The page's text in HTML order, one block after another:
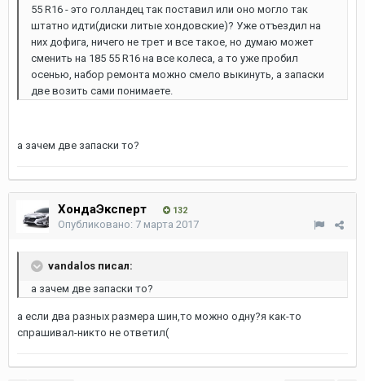
55 R16 - это голландец так поставил или оно могло так
штатно идти(диски литые хондовские)? Уже отъездил на
них дофига, ничего не трет и все такое, но думаю может
сменить на 185 55 R16 на все колеса, а то уже пробил
осенью, набор ремонта можно смело выкинуть, а запаски
две возить сами понимаете.
а зачем две запаски то?
ХондаЭксперт 132
Опубликовано: 7 марта 2017
vandalos писал:
а зачем две запаски то?
а если два разных размера шин,то можно одну?я как-то
спрашивал-никто не ответил(